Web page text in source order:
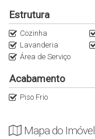
Estrutura
Cozinha
Lavanderia
Área de Serviço
Acabamento
Piso Frio
Mapa do Imóvel